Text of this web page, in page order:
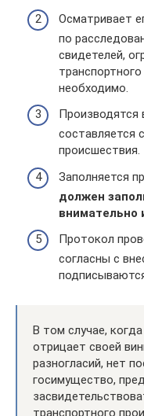
Осматривает
по
свидетелей,
необходимо.
Производятся
составляется
происшествия.
Заполняется
должен
внимательно
Протокол
согласны с
В том случае,
отрицает своей
разногласий, нет
госимущество,
транспортного